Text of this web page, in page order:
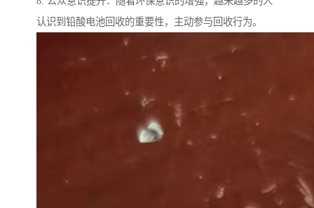
认识到铅酸电池回收的重要性，主动参与回收行为。